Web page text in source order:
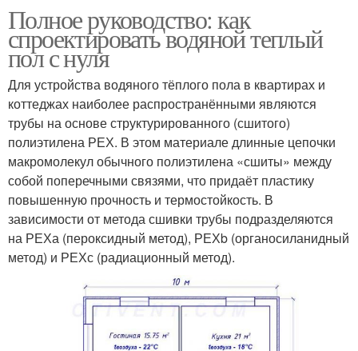
Полное руководство: как
спроектировать водяной теплый
пол с нуля
Для устройства водяного тёплого пола в квартирах и
коттеджах наиболее распространёнными являются
трубы на основе структурированного (сшитого)
полиэтилена РЕХ. В этом материале длинные цепочки
макромолекул обычного полиэтилена «сшиты» между
собой поперечными связями, что придаёт пластику
повышенную прочность и термостойкость. В
зависимости от метода сшивки трубы подразделяются
на РЕХа (пероксидный метод), РЕХb (органосиланидный
метод) и РЕХс (радиационный метод).